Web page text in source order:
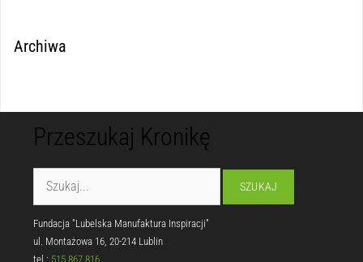
Archiwa
Przeszukaj Kronikę
Fundacja "Lubelska Manufaktura Inspiracji"
ul. Montażowa 16, 20-214 Lublin
tel.: 515 867 816